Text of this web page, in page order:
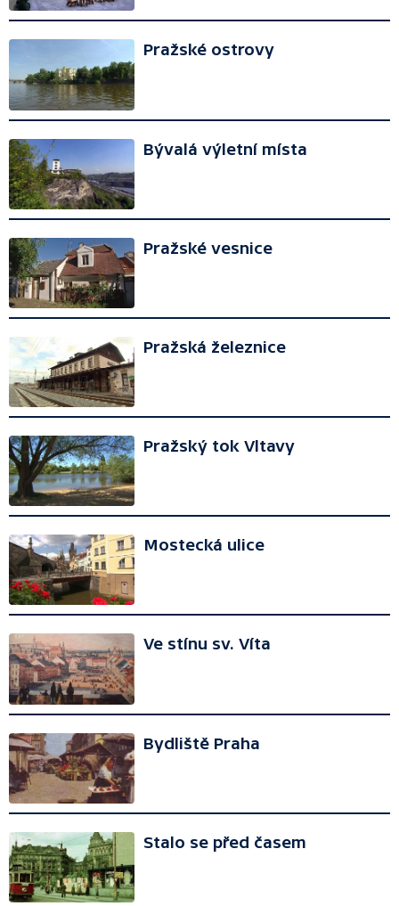
Pražské ostrovy
Bývalá výletní místa
Pražské vesnice
Pražská železnice
Pražský tok Vltavy
Mostecká ulice
Ve stínu sv. Víta
Bydliště Praha
Stalo se před časem